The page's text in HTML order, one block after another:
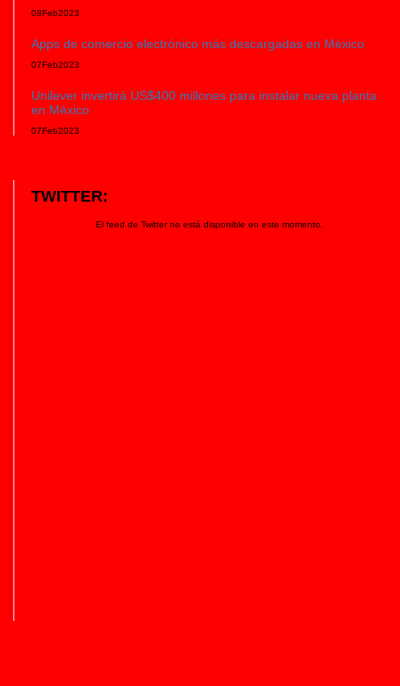
08Feb2023
Apps de comercio electrónico más descargadas en México
07Feb2023
Unilever invertirá US$400 millones para instalar nueva planta
en México
07Feb2023
TWITTER:
El feed de Twitter no está disponible en este momento.